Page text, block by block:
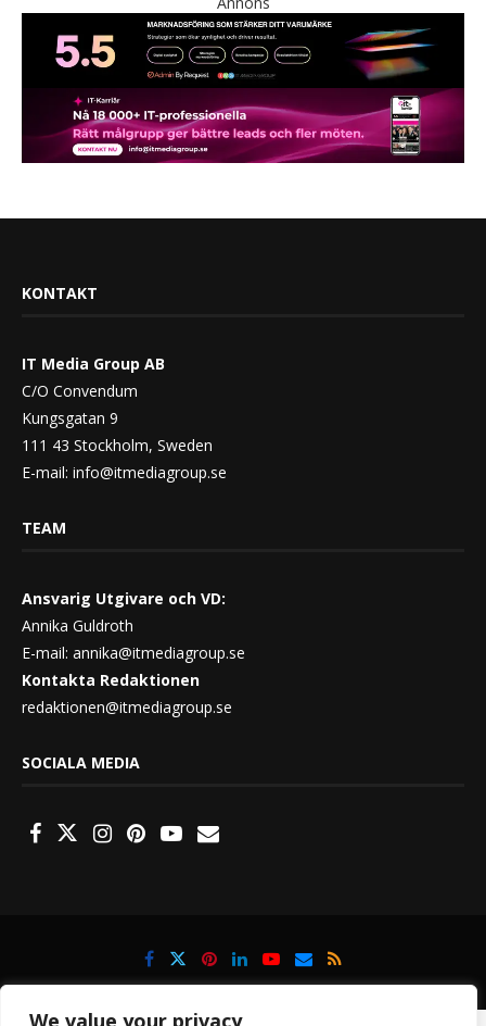
We value your privacy
KONTAKT
IT Media Group AB
C/O Convendum
Kungsgatan 9
111 43 Stockholm, Sweden
E-mail: info@itmediagroup.se
TEAM
Ansvarig Utgivare och VD:
Annika Guldroth
E-mail: annika@itmediagroup.se
Kontakta Redaktionen
redaktionen@itmediagroup.se
SOCIALA MEDIA